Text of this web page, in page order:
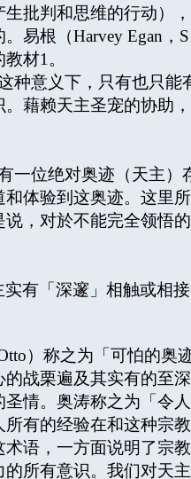
批判和思维的行动）
易根（Harvey Egan，
教材1 。
意义下，只有也只能
藉赖天主圣宠的协助
位绝对奥迹（天主）
体验到这奥迹。这里
，对於不能完全领悟
有「深邃」相触或相
）称之为「可怕的奥
战栗遍及其实有的至
情。奥涛称之为「令
有的经验在和这种宗
语，一方面说明了宗
所有意识。我们对天